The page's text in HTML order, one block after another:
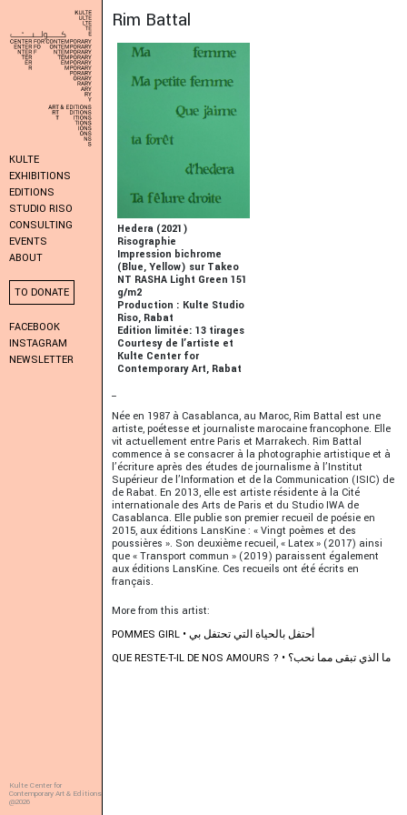
KULTE
EXHIBITIONS
EDITIONS
STUDIO RISO
CONSULTING
EVENTS
ABOUT
TO DONATE
FACEBOOK
INSTAGRAM
NEWSLETTER
Kulte Center for
Contemporary Art & Editions
@2026
Rim Battal
Hedera (2021)
Risographie
Impression bichrome
(Blue, Yellow) sur Takeo
NT RASHA Light Green 151
g/m2
Production : Kulte Studio
Riso, Rabat
Edition limitée: 13 tirages
Courtesy de l’artiste et
Kulte Center for
Contemporary Art, Rabat
Née en 1987 à Casablanca, au Maroc, Rim Battal est une
artiste, poétesse et journaliste marocaine francophone. Elle
vit actuellement entre Paris et Marrakech. Rim Battal
commence à se consacrer à la photographie artistique et à
l’écriture après des études de journalisme à l’Institut
Supérieur de l’Information et de la Communication (ISIC) de
de Rabat. En 2013, elle est artiste résidente à la Cité
internationale des Arts de Paris et du Studio IWA de
Casablanca. Elle publie son premier recueil de poésie en
2015, aux éditions LansKine : « Vingt poèmes et des
poussières ». Son deuxième recueil, « Latex » (2017) ainsi
que « Transport commun » (2019) paraissent également
aux éditions LansKine. Ces recueils ont été écrits en
français.
More from this artist:
POMMES GIRL • أحتفل بالحياة التي تحتفل بي
QUE RESTE-T-IL DE NOS AMOURS ? • ما الذي تبقى مما نحب؟